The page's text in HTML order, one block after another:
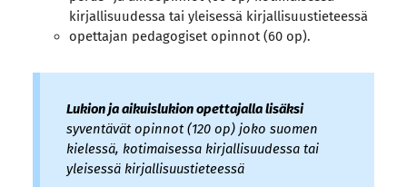
kirjallisuudessa tai yleisessä kirjallisuustieteessä
opettajan pedagogiset opinnot (60 op).
Lukion ja aikuislukion opettajalla lisäksi
syventävät opinnot (120 op) joko suomen
kielessä, kotimaisessa kirjallisuudessa tai
yleisessä kirjallisuustieteessä